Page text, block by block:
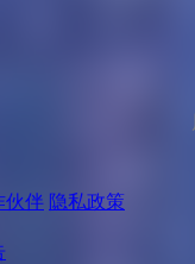
伙伴 隐私政策